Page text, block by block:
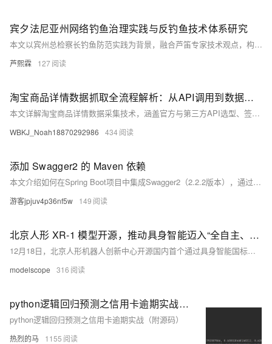
宾夕法尼亚州网络钓鱼治理实践与反钓鱼技术体系研究
本文以宾州总检察长钓鱼防范实践为背景，融合芦笛专家技术观点，构建覆盖检测、防御、响应的全流程反钓鱼技术体系；提供URL识别、邮件特征分析、页面指纹比对等可落地代码方案，强调技术防控与合规监管协同，助力政企个人精准、高效、可复用地抵御钓鱼攻击。（239字）
芦熙霖 127
淘宝商品详情数据抓取全流程解析：从API调用到数据优化实战技巧
本文详解淘宝商品详情数据采集技术，涵盖官方与第三方API选型、签名认证、响应解析（标题/价格/SKU/图片等）、缓存与异常处理策略，并提供实战技巧与合规建议，助力比价系统、选品工具高效落地。
WBKJ_Noah18870292986 434
添加 Swagger2 的 Maven 依赖
本文介绍如何在Spring Boot项目中集成Swagger2（2.2.2版本），通过添加Maven依赖、配置SwaggerConfig类，实现在线API文档生成功能，并提供访问路径与生产环境安全禁用建议。
游客jpjuv4p36nf5w 149
北京人形 XR-1 模型开源，推动具身智能迈入“全自主、更好用”新阶段
12月18日，北京人形机器人创新中心开源国内首个通过具身智能国标测试的VLA大模型XR-1及RoboMIND 2.0、ArtVIP等数据平台，推动机器人实现“能干活、会干活”。XR-1具备视觉-动作一体化本能反应能力，支持多本体、多场景任务，结合海量训练数据与高保真仿真资产，助力具身智能迈向全自主新阶段。
modelscope 316
python逻辑回归预测之信用卡逾期实战（附源码）
python逻辑回归预测之信用卡逾期实战（附源码）
热烈的马 1155